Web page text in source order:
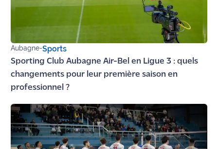
Aubagne-Sports
Sporting Club Aubagne Air-Bel en Ligue 3 : quels
changements pour leur première saison en
professionnel ?